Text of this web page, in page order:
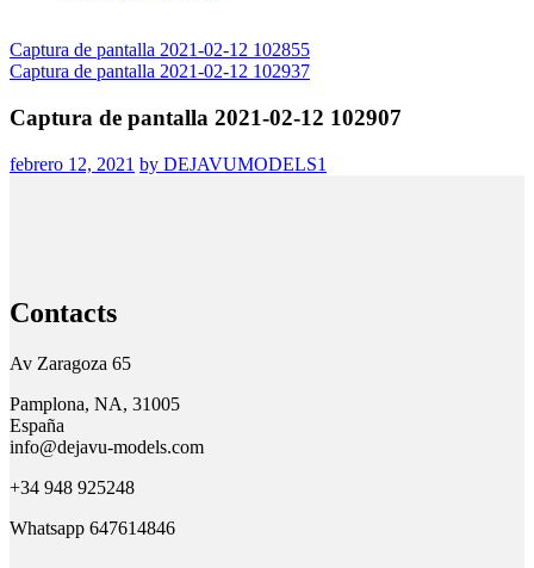
Captura de pantalla 2021-02-12 102855
Captura de pantalla 2021-02-12 102937
Captura de pantalla 2021-02-12 102907
febrero 12, 2021 by DEJAVUMODELS1
Contacts
Av Zaragoza 65
Pamplona, NA, 31005
España
info@dejavu-models.com
+34 948 925248
Whatsapp 647614846